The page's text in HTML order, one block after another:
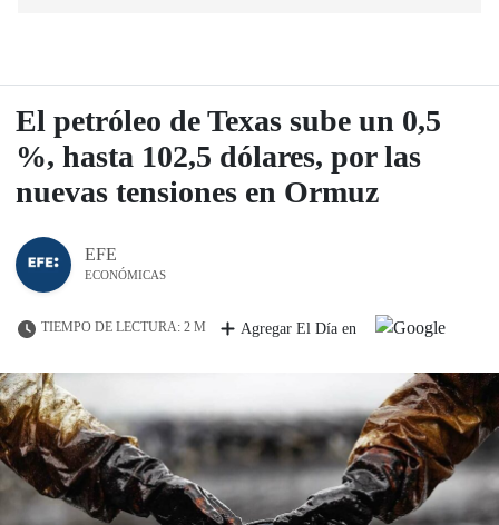
El petróleo de Texas sube un 0,5
%, hasta 102,5 dólares, por las
nuevas tensiones en Ormuz
EFE
ECONÓMICAS
TIEMPO DE LECTURA: 2 M Agregar El Día en